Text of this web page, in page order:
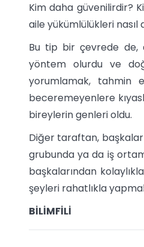
Kim daha güvenilirdir?
aile yükümlülükleri nasıl
Bu tip bir çevrede de,
yöntem olurdu ve
yorumlamak, tahmin
beceremeyenlere
bireylerin genleri oldu.
Diğer taraftan,
grubunda ya da iş
başkalarından
şeyleri rahatlıkla
BİLİMFİLİ